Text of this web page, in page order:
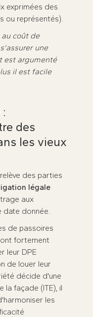
exprimées des
ou représentés).
coût de
une
est argumenté
il est facile
des
les vieux
des parties
légale
aux
date donnée.
de passoires
fortement
leur DPE
de louer leur
décide d'une
la façade (ITE), il
les